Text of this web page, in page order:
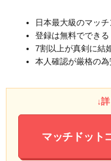
日本最大級のマッ
登録は無料でできる
7割以上が真剣に結
本人確認が厳格の
↓
マッチドット